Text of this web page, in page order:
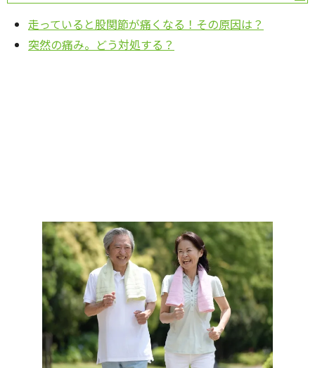
走っていると股関節が痛くなる！その原因は？
突然の痛み。どう対処する？